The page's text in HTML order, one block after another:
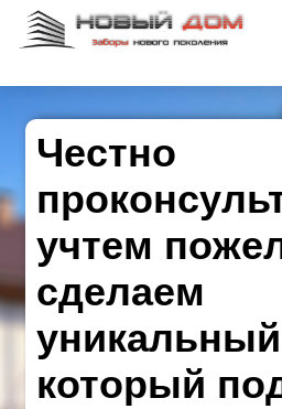
Честно
учтем
сделаем
который